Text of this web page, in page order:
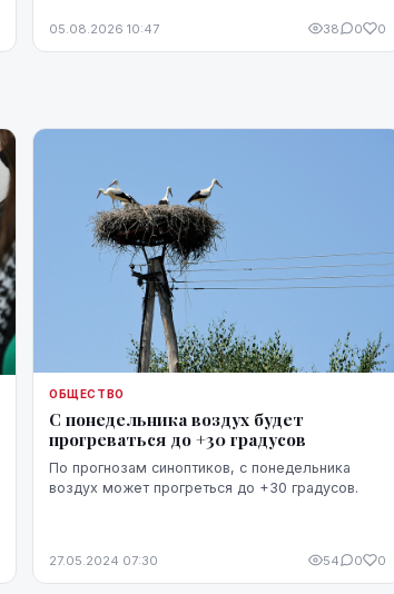
05.08.2026 10:47 38 0 0
ОБЩЕСТВО
С понедельника воздух будет
прогреваться до +30 градусов
По прогнозам синоптиков, с понедельника
воздух может прогреться до +30 градусов.
27.05.2024 07:30 54 0 0